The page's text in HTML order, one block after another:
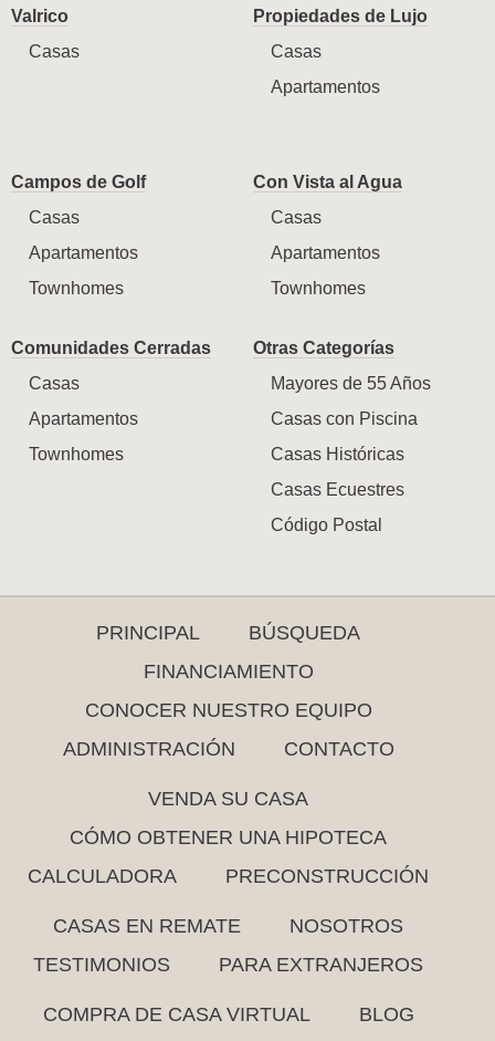
Valrico
Casas
Propiedades de Lujo
Casas
Apartamentos
Campos de Golf
Casas
Apartamentos
Townhomes
Con Vista al Agua
Casas
Apartamentos
Townhomes
Comunidades Cerradas
Casas
Apartamentos
Townhomes
Otras Categorías
Mayores de 55 Años
Casas con Piscina
Casas Históricas
Casas Ecuestres
Código Postal
PRINCIPAL
BÚSQUEDA
FINANCIAMIENTO
CONOCER NUESTRO EQUIPO
ADMINISTRACIÓN
CONTACTO
VENDA SU CASA
CÓMO OBTENER UNA HIPOTECA
CALCULADORA
PRECONSTRUCCIÓN
CASAS EN REMATE
NOSOTROS
TESTIMONIOS
PARA EXTRANJEROS
COMPRA DE CASA VIRTUAL BLOG